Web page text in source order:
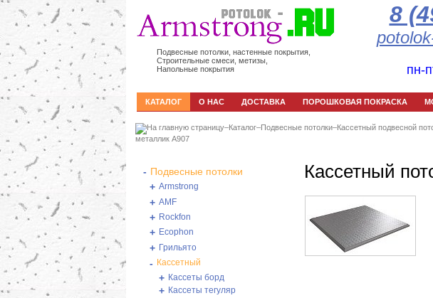
Подвесные потолки, настенные покрытия,
Строительные смеси, метизы,
Напольные покрытия
8
пн-
КАТАЛОГ О НАС ДОСТАВКА ПОРОШКОВАЯ ПОКРАСКА
–Каталог–Подвесные потолки–Кассетный подвесной
металлик А907
- Подвесные потолки
+ Armstrong
+ AMF
+ Rockfon
+ Ecophon
+ Грильято
- Кассетный
+ Кассеты борд
+ Кассеты тегуляр
Кассетный